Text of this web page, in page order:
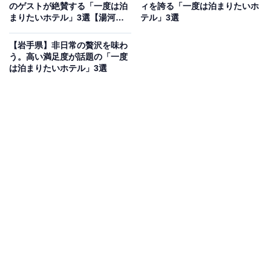
「城崎温泉 登録有形文化財の宿 三木屋」は、創業300年
の志賀直哉「城の崎にて」ゆかりの国登録有形文化財の
宿です。小説に描かれたままの姿を残す日本庭園やライ
ブラリーラウンジを完備。お食事は但馬牛など四季折々
の地元の食材を愉しめます。温泉は2種類の内湯や家族
のゲストが絶賛する「一度は泊
まりたいホテル」3選【湯河原
泉】
ィを誇る「一度は泊まりたいホ
テル」3選
【岩手県】非日常の贅沢を味わ
う。高い満足度が話題の「一度
は泊まりたいホテル」3選